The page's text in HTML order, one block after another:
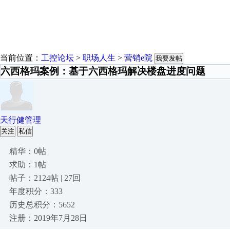
当前位置： 工控论坛 > 职场人生 > 营销e院 我要发帖
六西格玛案例：基于六西格玛解决楼盘进度问题
天行健管理
关注 私信
精华：0帖
求助：1帖
帖子：2124帖 | 27回
年度积分：333
历史总积分：5652
注册：2019年7月28日